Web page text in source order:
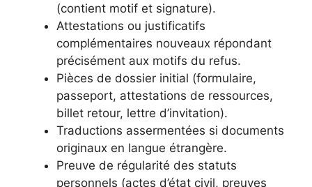
(contient motif et signature).
Attestations ou justificatifs
complémentaires nouveaux répondant
précisément aux motifs du refus.
Pièces de dossier initial (formulaire,
passeport, attestations de ressources,
billet retour, lettre d’invitation).
Traductions assermentées si documents
originaux en langue étrangère.
Preuve de régularité des statuts
personnels (actes d’état civil, preuves